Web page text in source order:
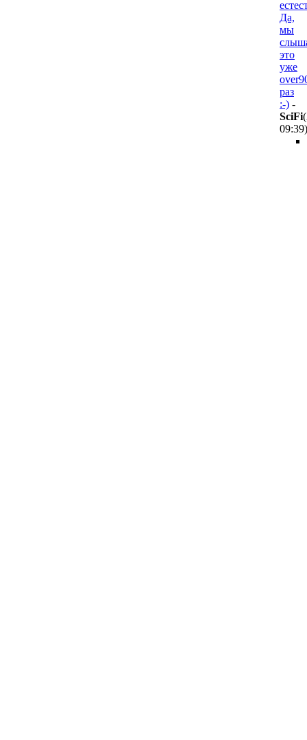
Да,
мы
это
уже
раз
:-) -
SciFi
09:39)